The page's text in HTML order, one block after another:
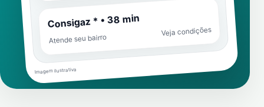
Consigaz * • 38 min
Atende seu bairro
Veja condições
Imagem ilustrativa